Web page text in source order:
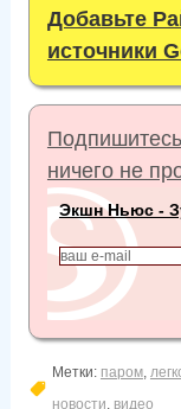
Добавьте
источники
ничего не
Экшн Ньюс -
Метки: паром,
новости видео